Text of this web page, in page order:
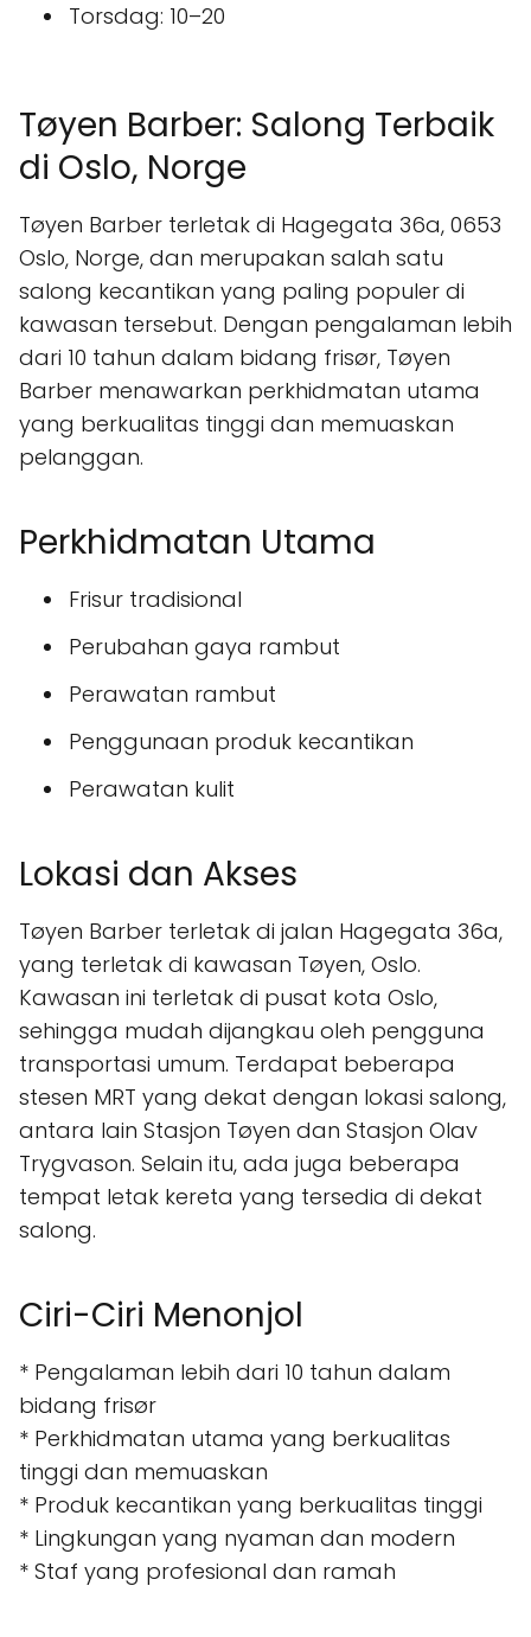
Torsdag: 10–20
Tøyen Barber: Salong Terbaik
di Oslo, Norge
Tøyen Barber terletak di Hagegata 36a, 0653
Oslo, Norge, dan merupakan salah satu
salong kecantikan yang paling populer di
kawasan tersebut. Dengan pengalaman lebih
dari 10 tahun dalam bidang frisør, Tøyen
Barber menawarkan perkhidmatan utama
yang berkualitas tinggi dan memuaskan
pelanggan.
Perkhidmatan Utama
Frisur tradisional
Perubahan gaya rambut
Perawatan rambut
Penggunaan produk kecantikan
Perawatan kulit
Lokasi dan Akses
Tøyen Barber terletak di jalan Hagegata 36a,
yang terletak di kawasan Tøyen, Oslo.
Kawasan ini terletak di pusat kota Oslo,
sehingga mudah dijangkau oleh pengguna
transportasi umum. Terdapat beberapa
stesen MRT yang dekat dengan lokasi salong,
antara lain Stasjon Tøyen dan Stasjon Olav
Trygvason. Selain itu, ada juga beberapa
tempat letak kereta yang tersedia di dekat
salong.
Ciri-Ciri Menonjol
* Pengalaman lebih dari 10 tahun dalam
bidang frisør
* Perkhidmatan utama yang berkualitas
tinggi dan memuaskan
* Produk kecantikan yang berkualitas tinggi
* Lingkungan yang nyaman dan modern
* Staf yang profesional dan ramah